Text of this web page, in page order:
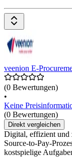
veenion E-
(0 Bewertungen)
•
Keine
(0 Bewertungen)
Direkt vergleichen
Digital, effizient und
Source-to-Pay-
kostspielige